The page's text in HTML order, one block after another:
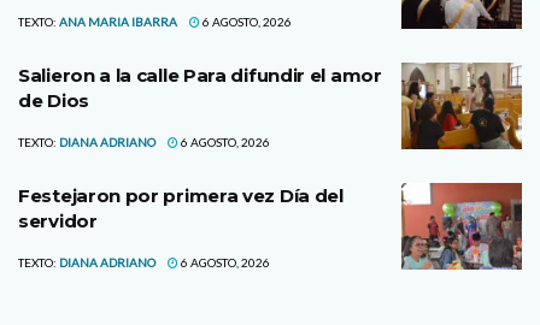
TEXTO: ANA MARIA IBARRA 6 AGOSTO, 2026
Salieron a la calle Para difundir el amor
de Dios
TEXTO: DIANA ADRIANO 6 AGOSTO, 2026
Festejaron por primera vez Día del
servidor
TEXTO: DIANA ADRIANO 6 AGOSTO, 2026